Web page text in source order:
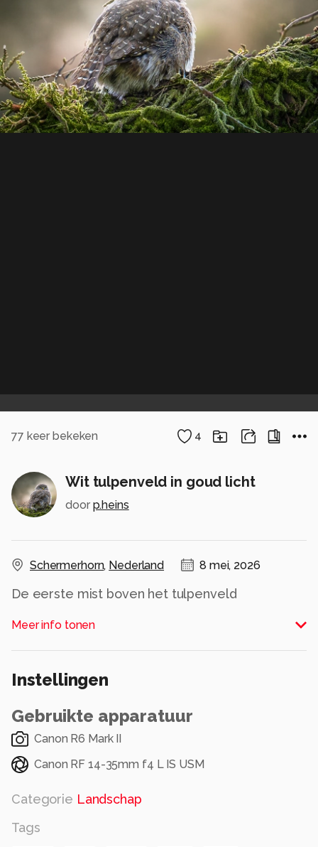
77 keer bekeken 4
Wit tulpenveld in goud licht
door p.heins
Schermerhorn, Nederland 8 mei, 2026
De eerste mist boven het tulpenveld
Alle rechten voorbehouden
Meer info tonen
Instellingen
Gebruikte apparatuur
Canon R6 Mark II
Canon RF 14-35mm f4 L IS USM
Categorie Landschap
Tags